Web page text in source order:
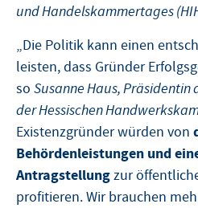
und Handelskammertages
„Die Politik kann einen
leisten, dass Gründer
so Susanne Haus,
der Hessischen
Existenzgründer würden von
Behördenleistungen und
Antragstellungzur
profitieren. Wir brauchen